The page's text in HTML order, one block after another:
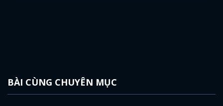
BÀI CÙNG CHUYÊN MỤC